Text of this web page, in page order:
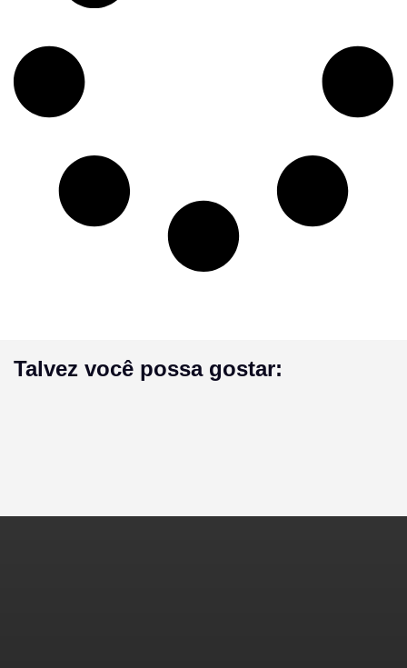
Talvez você possa gostar: